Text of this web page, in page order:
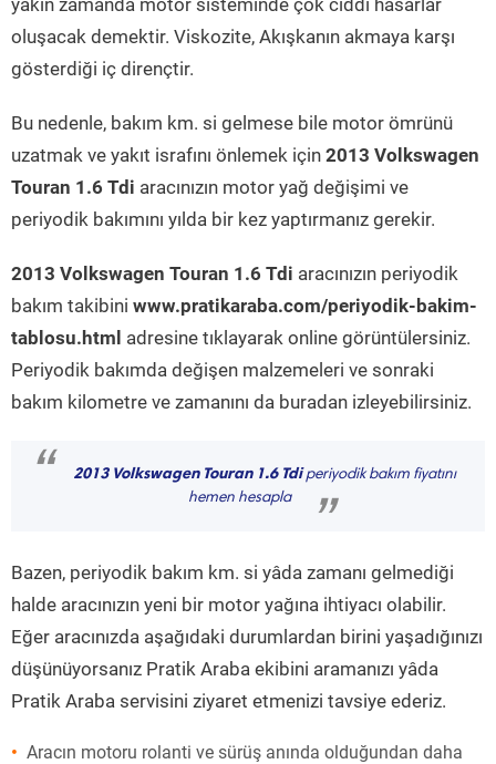
yakın zamanda motor sisteminde çok ciddi hasarlar
oluşacak demektir. Viskozite, Akışkanın akmaya karşı
gösterdiği iç dirençtir.
Bu nedenle, bakım km. si gelmese bile motor ömrünü
uzatmak ve yakıt israfını önlemek için 2013 Volkswagen
Touran 1.6 Tdi aracınızın motor yağ değişimi ve
periyodik bakımını yılda bir kez yaptırmanız gerekir.
2013 Volkswagen Touran 1.6 Tdi aracınızın periyodik
bakım takibini www.pratikaraba.com/periyodik-bakim-
tablosu.html adresine tıklayarak online görüntülersiniz.
Periyodik bakımda değişen malzemeleri ve sonraki
bakım kilometre ve zamanını da buradan izleyebilirsiniz.
“ 2013 Volkswagen Touran 1.6 Tdiperiyodik bakım fiyatını
hemen hesapla
”
Bazen, periyodik bakım km. si yâda zamanı gelmediği
halde aracınızın yeni bir motor yağına ihtiyacı olabilir.
Eğer aracınızda aşağıdaki durumlardan birini yaşadığınızı
düşünüyorsanız Pratik Araba ekibini aramanızı yâda
Pratik Araba servisini ziyaret etmenizi tavsiye ederiz.
Aracın motoru rolanti ve sürüş anında olduğundan daha